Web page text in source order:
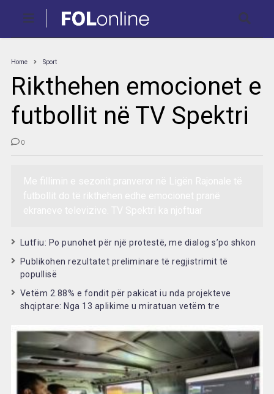
Home Sport
Rikthehen emocionet e
futbollit në TV Spektri
0
Lutfiu: Po punohet për një protestë, me dialog s’po shkon
Publikohen rezultatet preliminare të regjistrimit të
popullisë
Vetëm 2.88% e fondit për pakicat iu nda projekteve
shqiptare: Nga 13 aplikime u miratuan vetëm tre